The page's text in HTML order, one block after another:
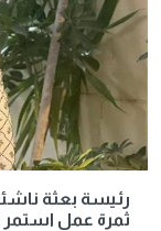
رئيسة بعثة
ثمرة عمل استمر